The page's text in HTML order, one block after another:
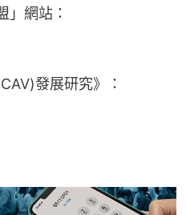
」網站：
發展研究》：